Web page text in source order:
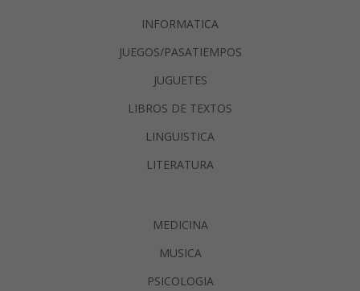
INFORMATICA
JUEGOS/PASATIEMPOS
JUGUETES
LIBROS DE TEXTOS
LINGUISTICA
LITERATURA
MEDICINA
MUSICA
PSICOLOGIA